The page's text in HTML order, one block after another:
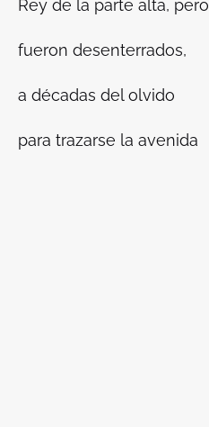
Rey de la parte alta, pero
fueron desenterrados,
a décadas del olvido
para trazarse la avenida